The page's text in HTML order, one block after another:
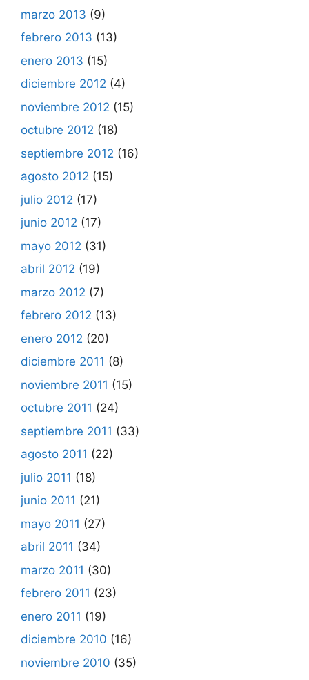
marzo 2013 (9)
febrero 2013 (13)
enero 2013 (15)
diciembre 2012 (4)
noviembre 2012 (15)
octubre 2012 (18)
septiembre 2012 (16)
agosto 2012 (15)
julio 2012 (17)
junio 2012 (17)
mayo 2012 (31)
abril 2012 (19)
marzo 2012 (7)
febrero 2012 (13)
enero 2012 (20)
diciembre 2011 (8)
noviembre 2011 (15)
octubre 2011 (24)
septiembre 2011 (33)
agosto 2011 (22)
julio 2011 (18)
junio 2011 (21)
mayo 2011 (27)
abril 2011 (34)
marzo 2011 (30)
febrero 2011 (23)
enero 2011 (19)
diciembre 2010 (16)
noviembre 2010 (35)